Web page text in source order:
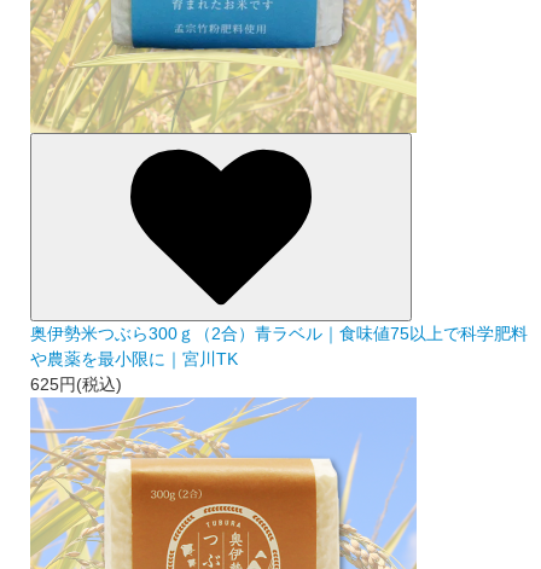
奥伊勢米つぶら300ｇ（2合）青ラベル｜食味値75以上で科学肥料
や農薬を最小限に｜宮川TK
625円(税込)